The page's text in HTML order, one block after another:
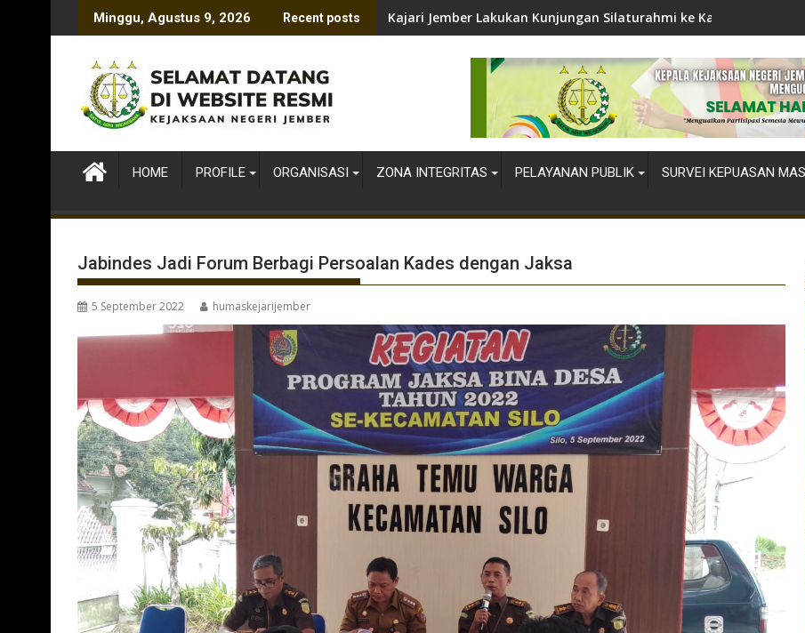
to
Minggu, Agustus 9, 2026 Recent posts Kajari Jember Lakukan Kunjungan Silaturahmi ke Kapolres Jember
HOME PROFILE ORGANISASI ZONA INTEGRITAS PELAYANAN PUBLIK SURVEI KEPUASAN
Jabindes Jadi Forum Berbagi Persoalan Kades dengan Jaksa
5 September 2022 humaskejarijember